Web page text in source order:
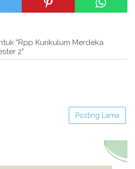
"Rpp Kurikulum Merdeka
2"
Posting Lama